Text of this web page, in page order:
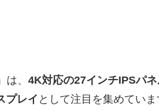
、 4K対応の27インチIPSパ
プレイ として注目を集めてい